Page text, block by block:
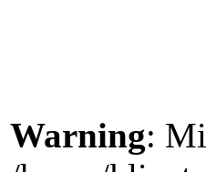
Warning: